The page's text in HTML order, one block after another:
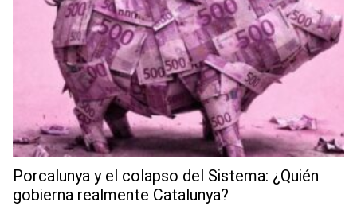
Porcalunya y el colapso del Sistema: ¿Quién
gobierna realmente Catalunya?